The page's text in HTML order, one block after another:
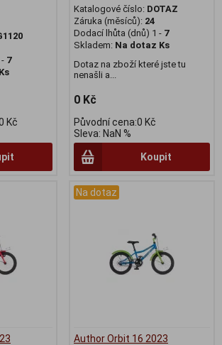
7
Kč
Katalogové číslo: DOTAZ
Záruka (měsíců): 24
Dodací lhůta (dnů) 1 - 7
Skladem: Na dotaz Ks
Dotaz na zboží které jste tu
nenašli a...
0 Kč
Původní cena:0 Kč
Sleva: NaN %
Koupit
Na dotaz
Author Orbit 16 2023